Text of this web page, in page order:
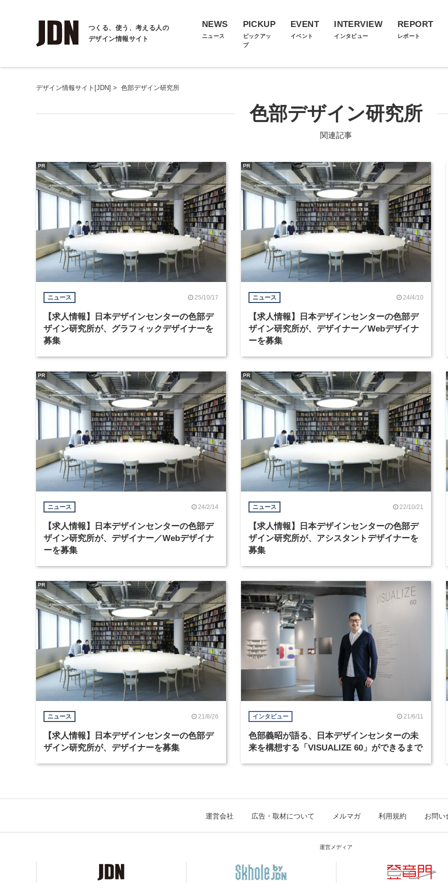
つくる、使う、考える人の
デザイン情報サイト
NEWS
ニュース
PICKUP
ピックアッ
プ
EVENT
イベント
INTERVIEW
インタビュー
REPORT
レポート
デザイン情報サイト[JDN] > 色部デザイン研究所
色部デザイン研究所
関連記事
ニュース 25/10/17
【求人情報】日本デザインセンターの色部デ
ザイン研究所が、グラフィックデザイナーを
募集
PR
ニュース 24/4/10
【求人情報】日本デザインセンターの色部デ
ザイン研究所が、デザイナー／Webデザイナ
ーを募集
PR
ニュース 24/2/14
【求人情報】日本デザインセンターの色部デ
ザイン研究所が、デザイナー／Webデザイナ
ーを募集
PR
ニュース 22/10/21
【求人情報】日本デザインセンターの色部デ
ザイン研究所が、アシスタントデザイナーを
募集
PR
ニュース 21/8/26
【求人情報】日本デザインセンターの色部デ
ザイン研究所が、デザイナーを募集
PR
インタビュー 21/6/11
色部義昭が語る、日本デザインセンターの未
来を構想する「VISUALIZE 60」ができるまで
運営会社 広告・取材について メルマガ 利用規約 お問い
運営メディア